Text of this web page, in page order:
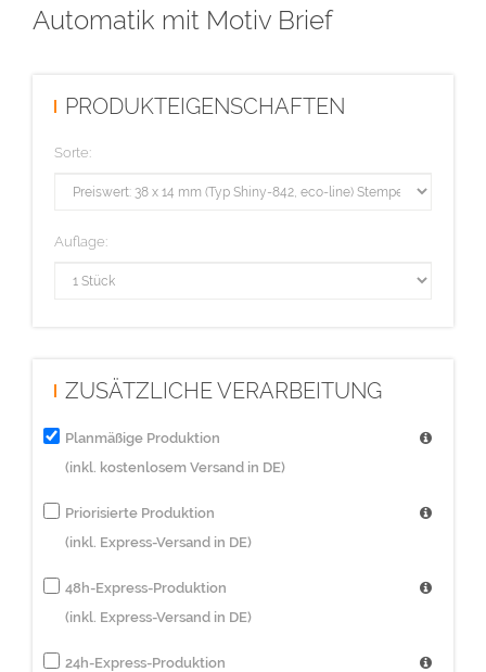
Automatik mit Motiv Brief
PRODUKTEIGENSCHAFTEN
Sorte:
Auflage:
ZUSÄTZLICHE VERARBEITUNG
Planmäßige Produktion
(inkl. kostenlosem Versand in DE)
Priorisierte Produktion
(inkl. Express-Versand in DE)
48h-Express-Produktion
(inkl. Express-Versand in DE)
24h-Express-Produktion